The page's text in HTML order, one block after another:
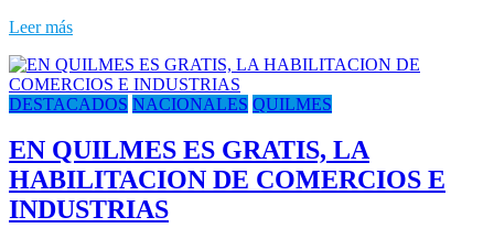
Leer más
DESTACADOS NACIONALES QUILMES
EN QUILMES ES GRATIS, LA
HABILITACION DE COMERCIOS E
INDUSTRIAS